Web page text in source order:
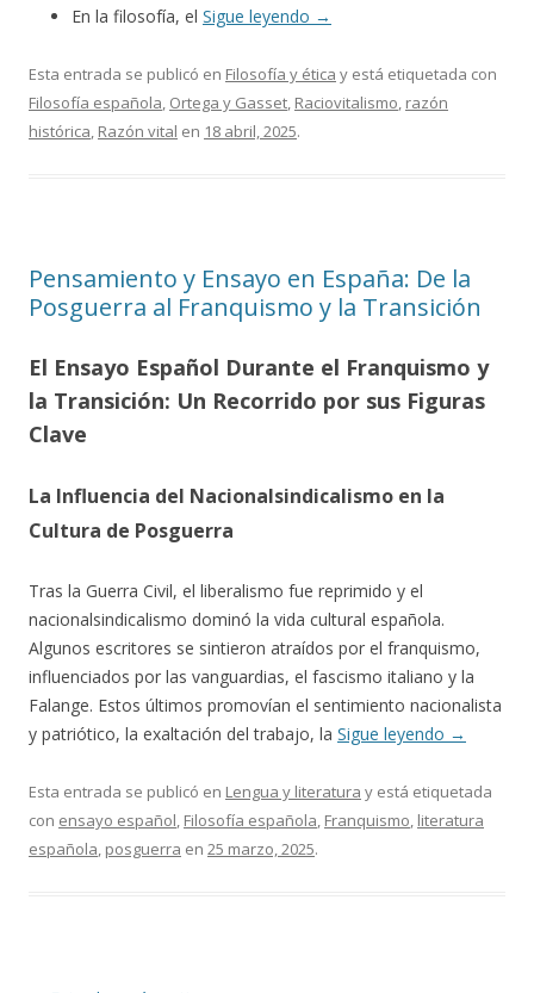
En la filosofía, el Sigue leyendo →
Esta entrada se publicó en Filosofía y ética y está etiquetada con
Filosofía española, Ortega y Gasset, Raciovitalismo, razón
histórica, Razón vital en 18 abril, 2025.
Pensamiento y Ensayo en España: De la
Posguerra al Franquismo y la Transición
El Ensayo Español Durante el Franquismo y
la Transición: Un Recorrido por sus Figuras
Clave
La Influencia del Nacionalsindicalismo en la
Cultura de Posguerra
Tras la Guerra Civil, el liberalismo fue reprimido y el
nacionalsindicalismo dominó la vida cultural española.
Algunos escritores se sintieron atraídos por el franquismo,
influenciados por las vanguardias, el fascismo italiano y la
Falange. Estos últimos promovían el sentimiento nacionalista
y patriótico, la exaltación del trabajo, la Sigue leyendo →
Esta entrada se publicó en Lengua y literatura y está etiquetada
con ensayo español, Filosofía española, Franquismo, literatura
española, posguerra en 25 marzo, 2025.